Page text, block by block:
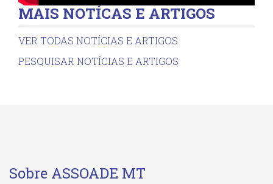
MAIS NOTÍCAS E ARTIGOS
VER TODAS NOTÍCIAS E ARTIGOS
PESQUISAR NOTÍCIAS E ARTIGOS
Sobre ASSOADE MT